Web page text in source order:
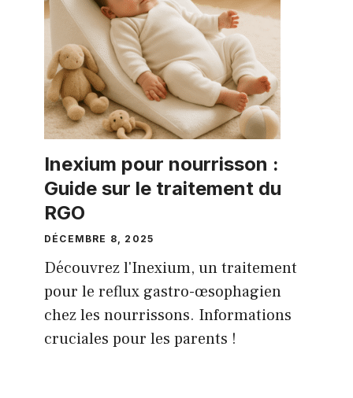
Inexium pour nourrisson :
Guide sur le traitement du
RGO
DÉCEMBRE 8, 2025
Découvrez l'Inexium, un traitement
pour le reflux gastro-œsophagien
chez les nourrissons. Informations
cruciales pour les parents !